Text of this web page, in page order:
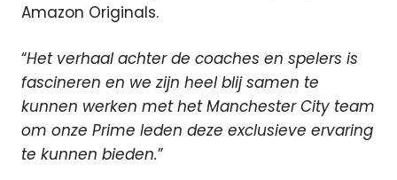
Amazon Originals.
“Het verhaal achter de coaches en spelers is
fascineren en we zijn heel blij samen te
kunnen werken met het Manchester City team
om onze Prime leden deze exclusieve ervaring
te kunnen bieden.”